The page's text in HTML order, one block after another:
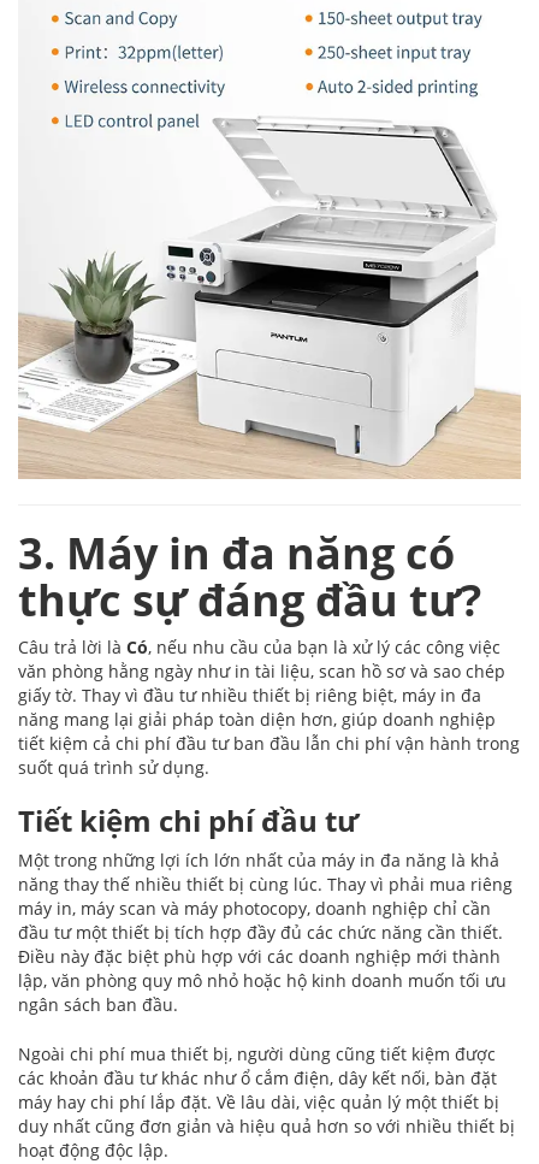
3. Máy in đa năng có
thực sự đáng đầu tư?
Câu trả lời là Có, nếu nhu cầu của bạn là xử lý các công việc
văn phòng hằng ngày như in tài liệu, scan hồ sơ và sao chép
giấy tờ. Thay vì đầu tư nhiều thiết bị riêng biệt, máy in đa
năng mang lại giải pháp toàn diện hơn, giúp doanh nghiệp
tiết kiệm cả chi phí đầu tư ban đầu lẫn chi phí vận hành trong
suốt quá trình sử dụng.
Tiết kiệm chi phí đầu tư
Một trong những lợi ích lớn nhất của máy in đa năng là khả
năng thay thế nhiều thiết bị cùng lúc. Thay vì phải mua riêng
máy in, máy scan và máy photocopy, doanh nghiệp chỉ cần
đầu tư một thiết bị tích hợp đầy đủ các chức năng cần thiết.
Điều này đặc biệt phù hợp với các doanh nghiệp mới thành
lập, văn phòng quy mô nhỏ hoặc hộ kinh doanh muốn tối ưu
ngân sách ban đầu.
Ngoài chi phí mua thiết bị, người dùng cũng tiết kiệm được
các khoản đầu tư khác như ổ cắm điện, dây kết nối, bàn đặt
máy hay chi phí lắp đặt. Về lâu dài, việc quản lý một thiết bị
duy nhất cũng đơn giản và hiệu quả hơn so với nhiều thiết bị
hoạt động độc lập.